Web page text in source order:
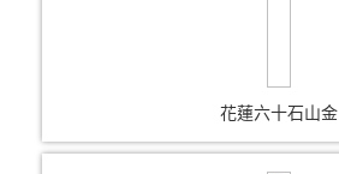
花蓮六十石山金